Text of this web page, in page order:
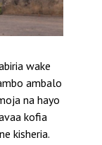
wake
ambalo
na hayo
kofia
kisheria.